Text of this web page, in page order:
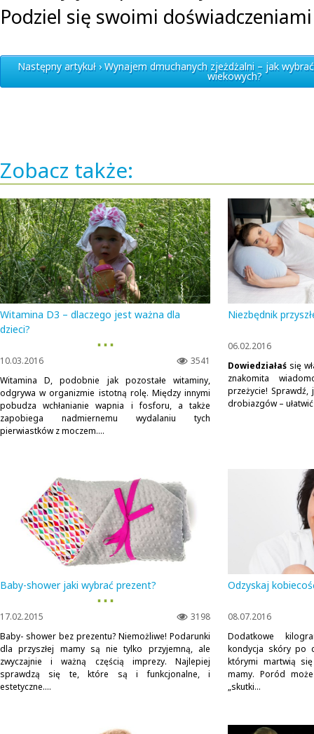
Podziel się swoimi
Następny artykuł › Wynajem dmuchanych zjeżdżalni – jak
wiekowych?
Zobacz także:
Witamina D3 – dlaczego jest ważna dla
dzieci?
▪ ▪ ▪
3541
10.03.2016
Witamina D, podobnie jak pozostałe witaminy,
odgrywa w organizmie istotną rolę. Między innymi
pobudza wchłanianie wapnia i fosforu, a także
zapobiega nadmiernemu wydalaniu tych
pierwiastków z moczem....
Niezbędnik
06.02.2016
Dowiedziałaś się
znakomita
przeżycie!
drobiazgów –
Baby-shower jaki wybrać prezent?
▪ ▪ ▪
3198
17.02.2015
Baby- shower bez prezentu? Niemożliwe! Podarunki
dla przyszłej mamy są nie tylko przyjemną, ale
zwyczajnie i ważną częścią imprezy. Najlepiej
sprawdzą się te, które są i funkcjonalne, i
estetyczne....
Odzyskaj
08.07.2016
Dodatkowe
kondycja skóry po
którymi martwią
mamy. Poród
„skutki...